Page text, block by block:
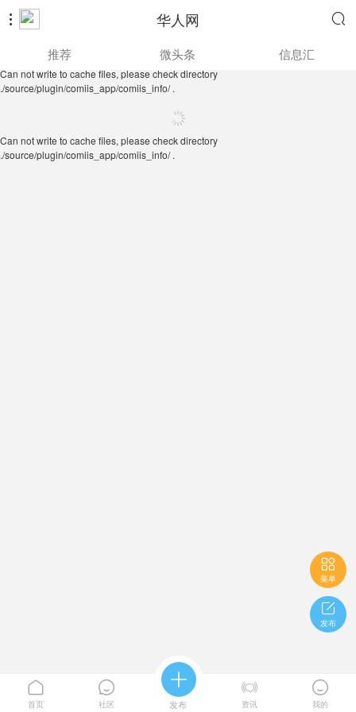
 华人网 
./source/plugin/comiis_app/comiis_info/ .
推荐 微头条 信息汇
Can not write to cache files, please check directory
./source/plugin/comiis_app/comiis_info/ .

菜单

发布

首页

社区

发布

资讯

我的
Can not write to cache files, please check directory
./source/plugin/comiis_app/comiis_info/ .